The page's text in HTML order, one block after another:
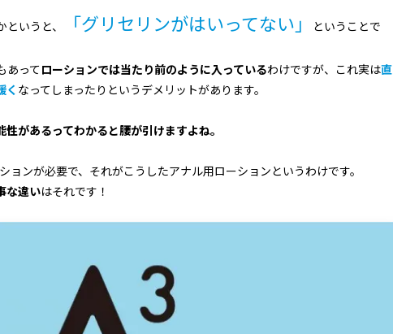
いうと、 「グリセリンがはいってない」
ということで
あって ローションでは当たり前のように入っているわけですが、これ実は直
く なってしまったりというデメリットがあります。
があるってわかると腰が引けますよね。
ョンが必要で、それがこうしたアナル用ローションというわけです。
な違いはそれです！